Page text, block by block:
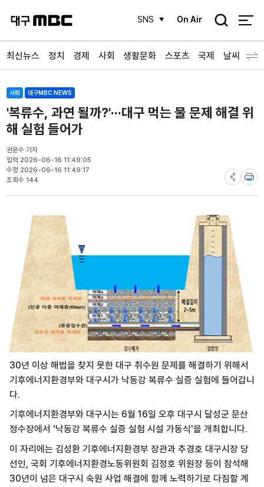
SNS On Air
검
최신뉴스 정치 경제 사회 생활문화 스포츠 국제 날씨
사회 대구MBC NEWS
'복류수, 과연 될까?'···대구 먹는 물 문제 해결 위
해 실험 들어가
권윤수 기자
입력 2026-06-16 11:49:05
수정 2026-06-16 11:49:17
조회수 144
30년 이상 해법을 찾지 못한 대구 취수원 문제를 해결하기 위해서
기후에너지환경부와 대구시가 낙동강 복류수 실증 실험에 들어갑니
다.
기후에너지환경부와 대구시는 6월 16일 오후 대구시 달성군 문산
정수장에서 '낙동강 복류수 실증 실험 시설 가동식'을 개최합니다.
이 자리에는 김성환 기후에너지환경부 장관과 추경호 대구시장 당
선인, 국회 기후에너지환경노동위원회 김정호 위원장 등이 참석해
30년이 넘은 대구시 숙원 사업 해결에 함께 노력하기로 다짐할 계